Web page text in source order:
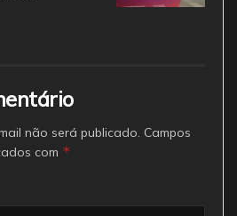
não será publicado. Campos
com *